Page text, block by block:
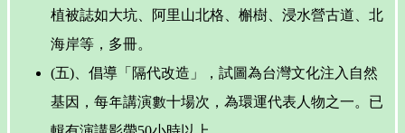
植被誌如大坑、阿里山北格、槲樹、浸水營古道、北
海岸等，多冊。
(五)、倡導「隔代改造」，試圖為台灣文化注入自然
基因，每年講演數十場次，為環運代表人物之一。已